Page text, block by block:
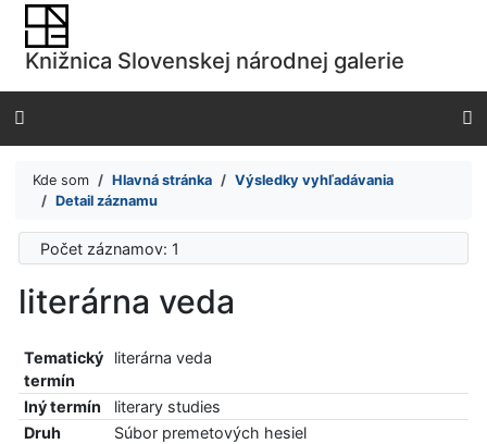
Prejsť na obsah
Prejsť na menu
Prehlásenie o webovej prístupnosti
Knižnica Slovenskej národnej galerie
Kde som Hlavná stránka
Výsledky vyhľadávania
Detail záznamu
Počet záznamov: 1
literárna veda
Tematický
termín
literárna veda
Iný termín
literary studies
Druh
Súbor premetových hesiel